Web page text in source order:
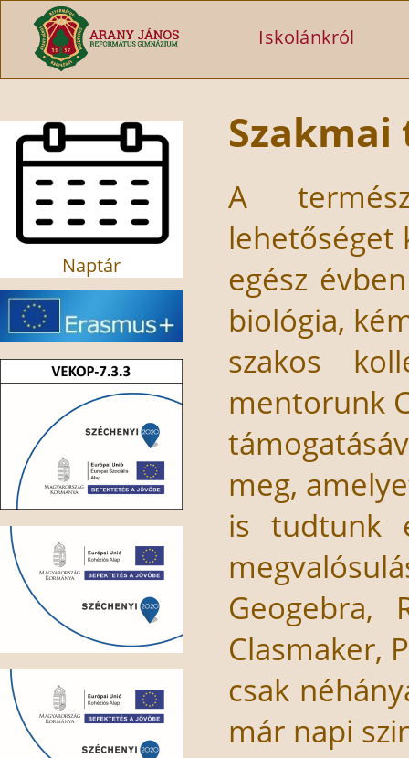
Ugrás a tartalomra
Iskolánkról
Naptár
A
lehetőséget
egész
biológia,
szakos
mentorunk
meg,
is tudtunk
Geogebra,
Clasmaker,
csak
már napi